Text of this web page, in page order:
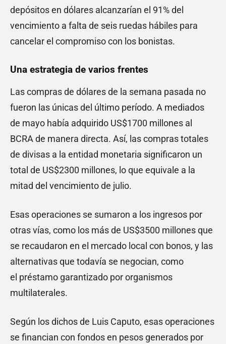
depósitos en dólares alcanzarían el 91% del
vencimiento a falta de seis ruedas hábiles para
cancelar el compromiso con los bonistas.
Una estrategia de varios frentes
Las compras de dólares de la semana pasada no
fueron las únicas del último período. A mediados
de mayo había adquirido US$1700 millones al
BCRA de manera directa. Así, las compras totales
de divisas a la entidad monetaria significaron un
total de US$2300 millones, lo que equivale a la
mitad del vencimiento de julio.
Esas operaciones se sumaron a los ingresos por
otras vías, como los más de US$3500 millones que
se recaudaron en el mercado local con bonos, y las
alternativas que todavía se negocian, como
el préstamo garantizado por organismos
multilaterales.
Según los dichos de Luis Caputo, esas operaciones
se financian con fondos en pesos generados por